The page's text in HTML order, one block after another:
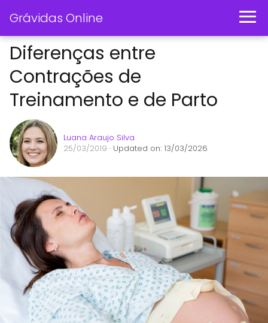
Grávidas Online
Diferenças entre
Contrações de
Treinamento e de Parto
Luana Araujo Silva
25/03/2019 · Updated on: 13/03/2026